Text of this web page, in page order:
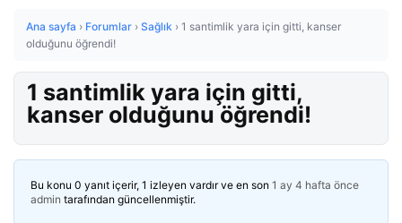
Ana sayfa › Forumlar › Sağlık › 1 santimlik yara için gitti, kanser
olduğunu öğrendi!
1 santimlik yara için gitti,
kanser olduğunu öğrendi!
Bu konu 0 yanıt içerir, 1 izleyen vardır ve en son 1 ay 4 hafta önce
admin tarafından güncellenmiştir.